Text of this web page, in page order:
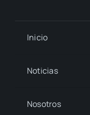
Inicio
Noticias
Nosotros